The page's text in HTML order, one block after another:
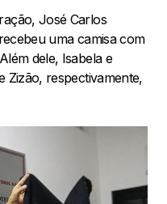
José Carlos
uma camisa com
dele, Isabela e
Zizão, respectivamente,